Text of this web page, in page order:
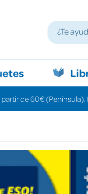
de 60€ (Península).